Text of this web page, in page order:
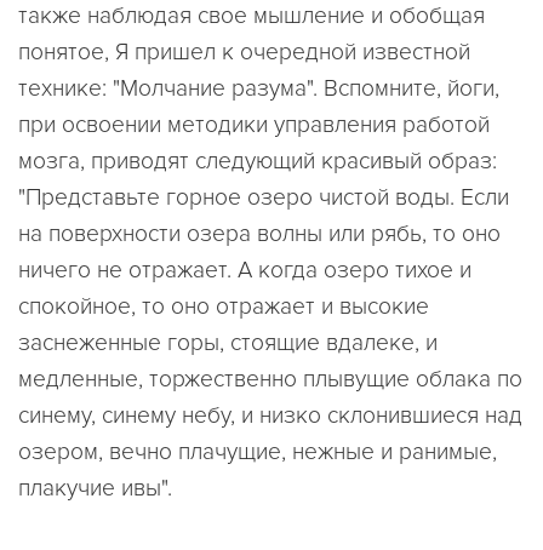
также наблюдая свое мышление и обобщая
понятое, Я пришел к очередной известной
технике: "Молчание разума". Вспомните, йоги,
при освоении методики управления работой
мозга, приводят следующий красивый образ:
"Представьте горное озеро чистой воды. Если
на поверхности озера волны или рябь, то оно
ничего не отражает. А когда озеро тихое и
спокойное, то оно отражает и высокие
заснеженные горы, стоящие вдалеке, и
медленные, торжественно плывущие облака по
синему, синему небу, и низко склонившиеся над
озером, вечно плачущие, нежные и ранимые,
плакучие ивы".